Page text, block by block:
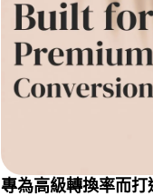
專為高級轉換率而打